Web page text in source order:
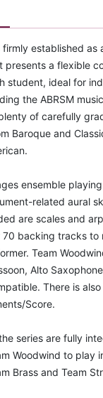
firmly established as
presents a flexible
student, ideal for
the ABRSM
of carefully
Baroque and
ensemble
related aural
are scales and
backing tracks to
Team
Alto
There is
Score.
series are fully
Woodwind to play
Brass and Team